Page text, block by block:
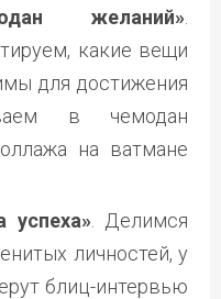
желаний»
какие вещи
для достижения
в чемодан
на ватмане
успеха». Делимся
личностей, у
блиц-интервью